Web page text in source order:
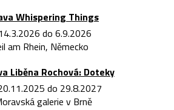
Whispering Things
do 6.9.2026
am Rhein, Německo
Liběna Rochová: Doteky
do 29.8.2027
galerie v Brně